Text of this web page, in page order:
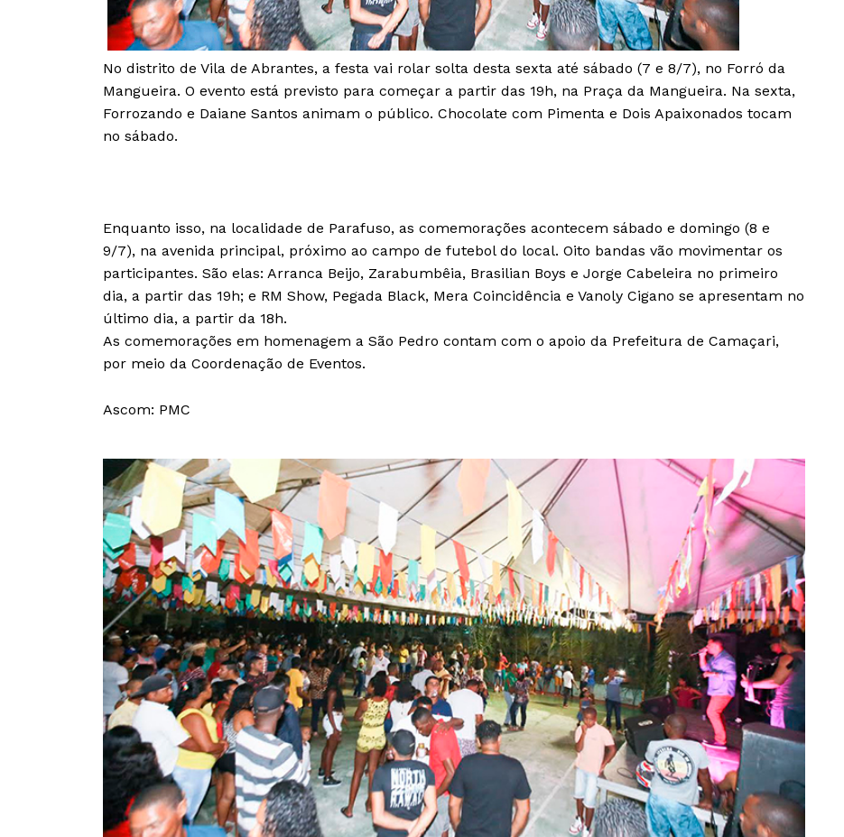
No distrito de Vila de Abrantes, a festa vai rolar solta desta sexta até sábado (7 e 8/7), no Forró da
Mangueira. O evento está previsto para começar a partir das 19h, na Praça da Mangueira. Na sexta,
Forrozando e Daiane Santos animam o público. Chocolate com Pimenta e Dois Apaixonados tocam
no sábado.
Enquanto isso, na localidade de Parafuso, as comemorações acontecem sábado e domingo (8 e
9/7), na avenida principal, próximo ao campo de futebol do local. Oito bandas vão movimentar os
participantes. São elas: Arranca Beijo, Zarabumbêia, Brasilian Boys e Jorge Cabeleira no primeiro
dia, a partir das 19h; e RM Show, Pegada Black, Mera Coincidência e Vanoly Cigano se apresentam no
último dia, a partir da 18h.
As comemorações em homenagem a São Pedro contam com o apoio da Prefeitura de Camaçari,
por meio da Coordenação de Eventos.
Ascom: PMC